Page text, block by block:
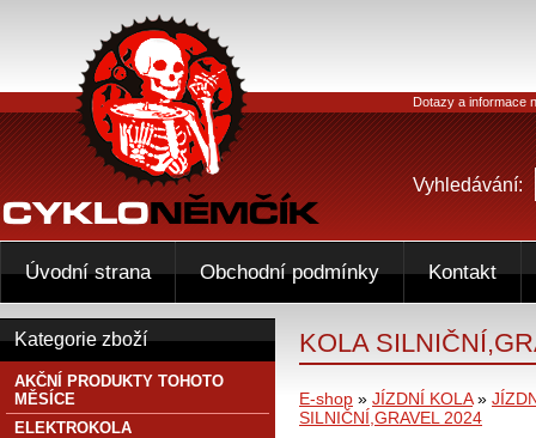
KOLA
E-shop » JÍZDNÍ KOLA»
SILNIČNÍ,GRAVEL 2024
Kategorie zboží
AKČNÍ PRODUKTY TOHOTO
MĚSÍCE
ELEKTROKOLA
Dotazy a informace
Vyhledávání:
Úvodní strana Obchodní podmínky Kontakt